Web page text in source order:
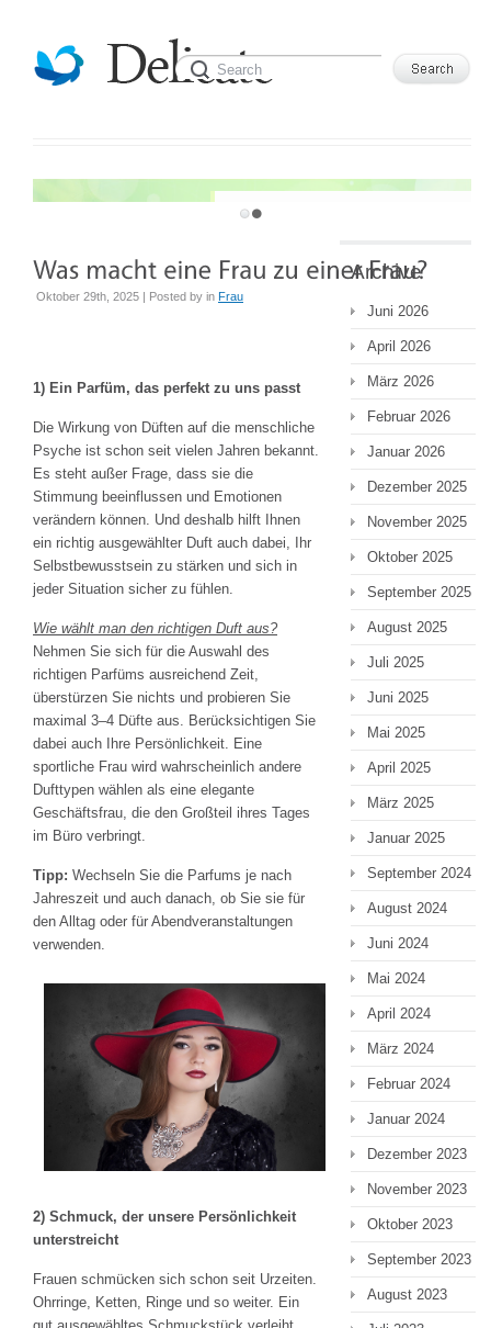
WELCOME TO DELICATE TEMPLATE
JUST ANOTHER WORDPRESS SITE
Oktober 29th, 2025 | Posted by in Frau
1) Ein Parfüm, das perfekt zu uns passt
Die Wirkung von Düften auf die menschliche
Psyche ist schon seit vielen Jahren bekannt.
Es steht außer Frage, dass sie die
Stimmung beeinflussen und Emotionen
verändern können. Und deshalb hilft Ihnen
ein richtig ausgewählter Duft auch dabei, Ihr
Selbstbewusstsein zu stärken und sich in
jeder Situation sicher zu fühlen.
Wie wählt man den richtigen Duft aus?
Nehmen Sie sich für die Auswahl des
richtigen Parfüms ausreichend Zeit,
überstürzen Sie nichts und probieren Sie
maximal 3–4 Düfte aus. Berücksichtigen Sie
dabei auch Ihre Persönlichkeit. Eine
sportliche Frau wird wahrscheinlich andere
Dufttypen wählen als eine elegante
Geschäftsfrau, die den Großteil ihres Tages
im Büro verbringt.
Tipp: Wechseln Sie die Parfums je nach
Jahreszeit und auch danach, ob Sie sie für
den Alltag oder für Abendveranstaltungen
verwenden.
2) Schmuck, der unsere Persönlichkeit
unterstreicht
Frauen schmücken sich schon seit Urzeiten.
Ohrringe, Ketten, Ringe und so weiter. Ein
Archive
Juni 2026
April 2026
März 2026
Februar 2026
Januar 2026
Dezember 2025
November 2025
Oktober 2025
September 2025
August 2025
Juli 2025
Juni 2025
Mai 2025
April 2025
März 2025
Januar 2025
September 2024
August 2024
Juni 2024
Mai 2024
April 2024
März 2024
Februar 2024
Januar 2024
Dezember 2023
November 2023
Oktober 2023
September 2023
August 2023